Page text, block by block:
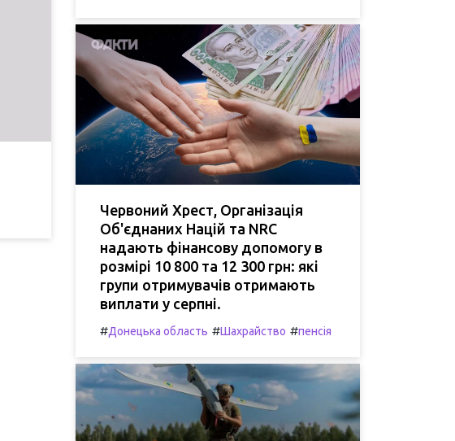
Червоний Хрест, Організація
Об'єднаних Націй та NRC
надають фінансову допомогу в
розмірі 10 800 та 12 300 грн: які
групи отримувачів отримають
виплати у серпні.
#Донецька область #Шахрайство #пенсія